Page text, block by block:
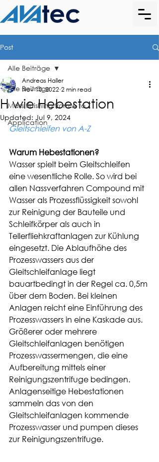
Post
Alle Beiträge
Mass finishing from A to Z
Application
Alle Beiträge
H wie Hebestation
Andreas Haller
Nov 10, 2022 2 min read
Updated: Jul 9, 2024
Gleitschleifen von A-Z
Warum Hebestationen?
Wasser spielt beim Gleitschleifen
eine wesentliche Rolle. So wird bei
allen Nassverfahren Compound mit
Wasser als Prozessflüssigkeit sowohl
zur Reinigung der Bauteile und
Schleifkörper als auch in
Tellerfliehkraftanlagen zur Kühlung
eingesetzt. Die Ablaufhöhe des
Prozesswassers aus der
Gleitschleifanlage liegt
bauartbedingt in der Regel ca. 0,5m
über dem Boden. Bei kleinen
Anlagen reicht eine Einführung des
Prozesswassers in eine Kaskade aus.
Größerer oder mehrere
Gleitschleifanlagen benötigen
Prozesswassermengen, die eine
Aufbereitung mittels einer
Reinigungszentrifuge bedingen.
Anlagenseitige Hebestationen
sammeln das von den
Gleitschleifanlagen kommende
Prozesswasser und pumpen dieses
zur Reinigungszentrifuge.